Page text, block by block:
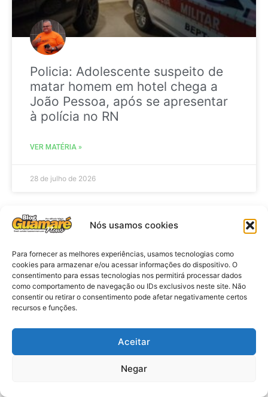
Nós usamos cookies
Para fornecer as melhores experiências, usamos tecnologias como
cookies para armazenar e/ou acessar informações do dispositivo. O
consentimento para essas tecnologias nos permitirá processar dados
como comportamento de navegação ou IDs exclusivos neste site. Não
consentir ou retirar o consentimento pode afetar negativamente certos
recursos e funções.
Aceitar
Negar
Policia: Adolescente suspeito de
matar homem em hotel chega a
João Pessoa, após se apresentar
à polícia no RN
VER MATÉRIA »
28 de julho de 2026
Eleições 2026: procuradores e